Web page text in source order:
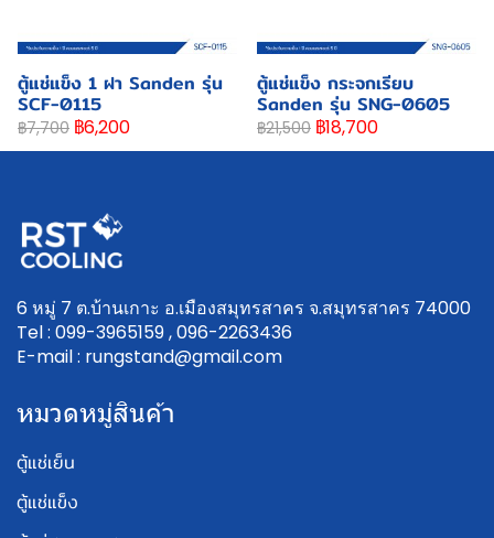
ตู้แช่แข็ง 1 ฝา Sanden รุ่น
SCF-0115
฿7,700 ฿6,200
ตู้แช่แข็ง กระจกเรียบ
Sanden รุ่น SNG-0605
฿21,500 ฿18,700
6 หมู่ 7 ต.บ้านเกาะ อ.เมืองสมุทรสาคร จ.สมุทรสาคร 74000
Tel : 099-3965159 , 096-2263436
E-mail : rungstand@gmail.com
หมวดหมู่สินค้า
ตู้แช่เย็น
ตู้แช่แข็ง